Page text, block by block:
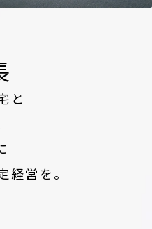
チ-）
ト）
と
経営を。